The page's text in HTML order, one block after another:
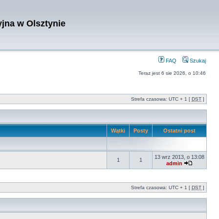
w Olsztynie
FAQ Szukaj
Teraz jest 6 sie 2026, o 10:46
Strefa czasowa: UTC + 1 [ DST ]
Wątki Posty Ostatni post
1 1
13 wrz 2013, o 13:08
admin
Strefa czasowa: UTC + 1 [ DST ]